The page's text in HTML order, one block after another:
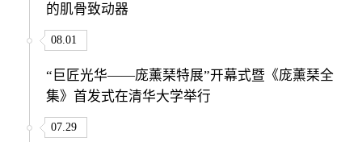
的肌骨致动器
08.01
“巨匠光华——庞薰琹特展”开幕式暨《庞薰琹全
集》首发式在清华大学举行
07.29